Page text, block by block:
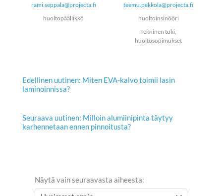
rami.seppala@projecta.fi
huoltopäällikkö
teemu.pekkola@projecta.fi
huoltoinsinööri
Tekninen tuki,
huoltosopimukset
Edellinen uutinen: Miten EVA-kalvo toimii lasin
laminoinnissa?
Seuraava uutinen: Milloin alumiinipinta täytyy
karhennetaan ennen pinnoitusta?
Näytä vain seuraavasta aiheesta: